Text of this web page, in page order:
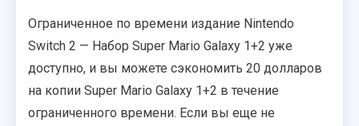
Ограниченное по времени издание Nintendo
Switch 2 — Набор Super Mario Galaxy 1+2 уже
доступно, и вы можете сэкономить 20 долларов
на копии Super Mario Galaxy 1+2 в течение
ограниченного времени. Если вы еще не